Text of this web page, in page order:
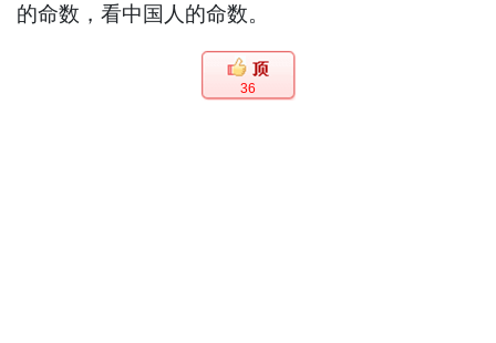
的命数，看中国人的命数。
36